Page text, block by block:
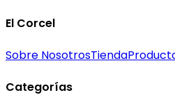
El Corcel
Sobre NosotrosTienda
Categorías